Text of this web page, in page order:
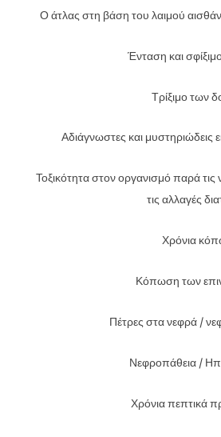
Ο άτλας στη βάση του λαιμού
Ένταση και
Τρίξιμο των
Αδιάγνωστες και μυστηριώδεις
Τοξικότητα στον οργανισμό παρά τις
τις αλλαγές
Χρόνια
Κόπωση των
Πέτρες στα νεφρά /
Νεφροπάθεια /
Χρόνια πεπτικά